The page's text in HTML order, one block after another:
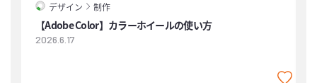
デザイン 制作
【Adobe Color】カラーホイールの使い方
2026.6.17